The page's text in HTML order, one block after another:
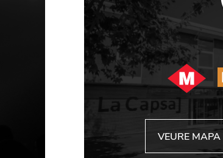
VEURE MAPA